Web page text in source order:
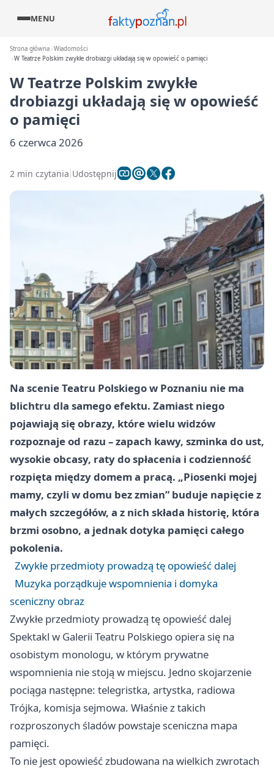
MENU
Strona główna Wiadomości
W Teatrze Polskim zwykłe drobiazgi układają się w opowieść o pamięci
W Teatrze Polskim zwykłe
drobiazgi układają się w opowieść
o pamięci
6 czerwca 2026
2 min czytania Udostępnij
Na scenie Teatru Polskiego w Poznaniu nie ma
blichtru dla samego efektu. Zamiast niego
pojawiają się obrazy, które wielu widzów
rozpoznaje od razu – zapach kawy, szminka do ust,
wysokie obcasy, raty do spłacenia i codzienność
rozpięta między domem a pracą. „Piosenki mojej
mamy, czyli w domu bez zmian” buduje napięcie z
małych szczegółów, a z nich składa historię, która
brzmi osobno, a jednak dotyka pamięci całego
pokolenia.
Zwykłe przedmioty prowadzą tę opowieść dalej
Muzyka porządkuje wspomnienia i domyka
sceniczny obraz
Zwykłe przedmioty prowadzą tę opowieść dalej
Spektakl w Galerii Teatru Polskiego opiera się na
osobistym monologu, w którym prywatne
wspomnienia nie stoją w miejscu. Jedno skojarzenie
pociąga następne: telegristka, artystka, radiowa
Trójka, komisja sejmowa. Właśnie z takich
rozproszonych śladów powstaje sceniczna mapa
pamięci.
To nie jest opowieść zbudowana na wielkich zwrotach